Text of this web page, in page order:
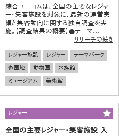
綜合ユニコムは、全国の主要なレジャ
ー・集客施設を対象に、最新の運営実
績と集客動向に関する独自調査を実
施。【調査結果の概要】●テーマ...
リサーチの続き
レジャー施設 レジャー
テーマパーク
遊園地
動物園
水族館
ミュージアム
美術館
レジャー
全国の主要レジャー・集客施設 入